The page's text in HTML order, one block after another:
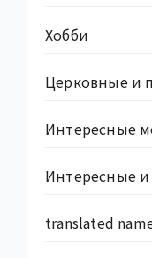
Хобби
Церковные и
Интересные
Интересные
translated